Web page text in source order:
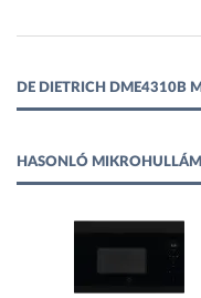
DE DIETRICH DME4310B
HASONLÓ